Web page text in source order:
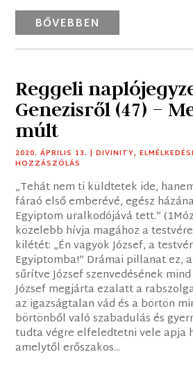
BŐVEBBEN
Reggeli
Genezisről (47) –
múlt
2020. ÁPRILIS 13. |DIVINITY,
HOZZÁSZÓLÁS
„Tehát nem ti küldtetek ide,
fáraó első emberévé, egész
Egyiptom uralkodójává tett.”
közelebb hívja magához a
kilétét: „Én vagyok József, a
Egyiptomba!” Drámai pillanat ez,
sűrítve József szenvedésének
József megjárta ezalatt a
az igazságtalan vád és a börtön
börtönből való szabadulás és
tudta végre elfeledtetni vele apja
amelytől erőszakos...